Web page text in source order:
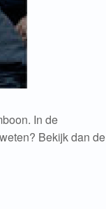
In de
Bekijk dan de